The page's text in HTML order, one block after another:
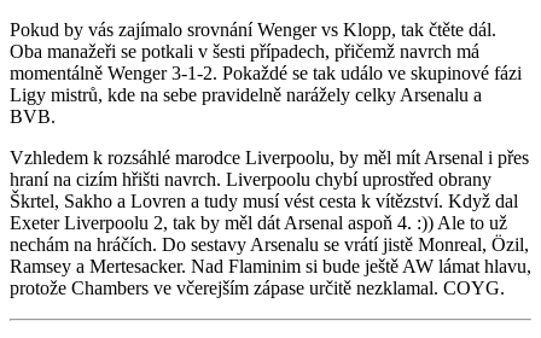
Pokud by vás zajímalo srovnání Wenger vs Klopp, tak čtěte dál.
Oba manažeři se potkali v šesti případech, přičemž navrch má
momentálně Wenger 3-1-2. Pokaždé se tak událo ve skupinové fázi
Ligy mistrů, kde na sebe pravidelně narážely celky Arsenalu a
BVB.
Vzhledem k rozsáhlé marodce Liverpoolu, by měl mít Arsenal i přes
hraní na cizím hřišti navrch. Liverpoolu chybí uprostřed obrany
Škrtel, Sakho a Lovren a tudy musí vést cesta k vítězství. Když dal
Exeter Liverpoolu 2, tak by měl dát Arsenal aspoň 4. :)) Ale to už
nechám na hráčích. Do sestavy Arsenalu se vrátí jistě Monreal, Özil,
Ramsey a Mertesacker. Nad Flaminim si bude ještě AW lámat hlavu,
protože Chambers ve včerejším zápase určitě nezklamal. COYG.